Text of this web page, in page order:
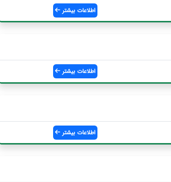
اطلاعات بیشتر
اطلاعات بیشتر
اطلاعات بیشتر